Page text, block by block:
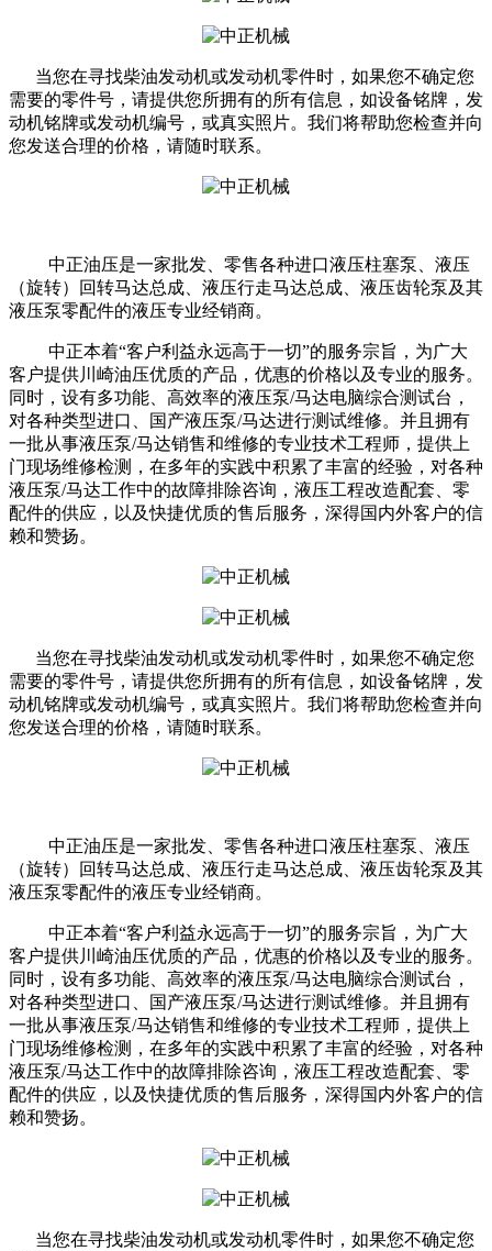
当您在寻找柴油发动机或发动机零件时，如果您不确定您
需要的零件号，请提供您所拥有的所有信息，如设备铭牌，发
动机铭牌或发动机编号，或真实照片。我们将帮助您检查并向
您发送合理的价格，请随时联系。
中正油压是一家批发、零售各种进口液压柱塞泵、液压
（旋转）回转马达总成、液压行走马达总成、液压齿轮泵及其
液压泵零配件的液压专业经销商。
中正本着“客户利益永远高于一切”的服务宗旨，为广大
客户提供川崎油压优质的产品，优惠的价格以及专业的服务。
同时，设有多功能、高效率的液压泵/马达电脑综合测试台，
对各种类型进口、国产液压泵/马达进行测试维修。并且拥有
一批从事液压泵/马达销售和维修的专业技术工程师，提供上
门现场维修检测，在多年的实践中积累了丰富的经验，对各种
液压泵/马达工作中的故障排除咨询，液压工程改造配套、零
配件的供应，以及快捷优质的售后服务，深得国内外客户的信
赖和赞扬。
当您在寻找柴油发动机或发动机零件时，如果您不确定您
需要的零件号，请提供您所拥有的所有信息，如设备铭牌，发
动机铭牌或发动机编号，或真实照片。我们将帮助您检查并向
您发送合理的价格，请随时联系。
中正油压是一家批发、零售各种进口液压柱塞泵、液压
（旋转）回转马达总成、液压行走马达总成、液压齿轮泵及其
液压泵零配件的液压专业经销商。
中正本着“客户利益永远高于一切”的服务宗旨，为广大
客户提供川崎油压优质的产品，优惠的价格以及专业的服务。
同时，设有多功能、高效率的液压泵/马达电脑综合测试台，
对各种类型进口、国产液压泵/马达进行测试维修。并且拥有
一批从事液压泵/马达销售和维修的专业技术工程师，提供上
门现场维修检测，在多年的实践中积累了丰富的经验，对各种
液压泵/马达工作中的故障排除咨询，液压工程改造配套、零
配件的供应，以及快捷优质的售后服务，深得国内外客户的信
赖和赞扬。
当您在寻找柴油发动机或发动机零件时，如果您不确定您